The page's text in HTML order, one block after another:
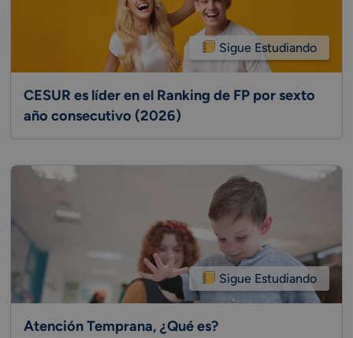
Sigue Estudiando
CESUR es líder en el Ranking de FP por sexto
año consecutivo (2026)
Sigue Estudiando
Atención Temprana, ¿Qué es?